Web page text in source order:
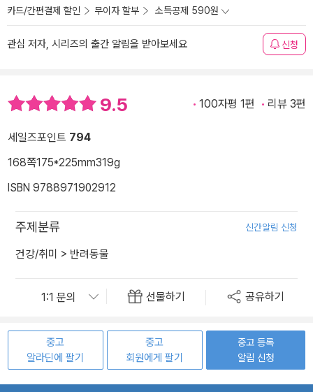
카드/간편결제 할인 무이자 할부 소득공제 590원
관심 저자, 시리즈의 출간 알림을 받아보세요 신청
9.5 100자평 1편 리뷰 3편
세일즈포인트 794
168쪽175*225mm319g
ISBN 9788971902912
주제분류 신간알림 신청
건강/취미 > 반려동물
선물하기 공유하기
중고
알라딘에 팔기
중고
회원에게 팔기
중고 등록
알림 신청